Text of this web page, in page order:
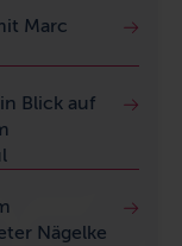
Marc
Blick auf
Nägelke